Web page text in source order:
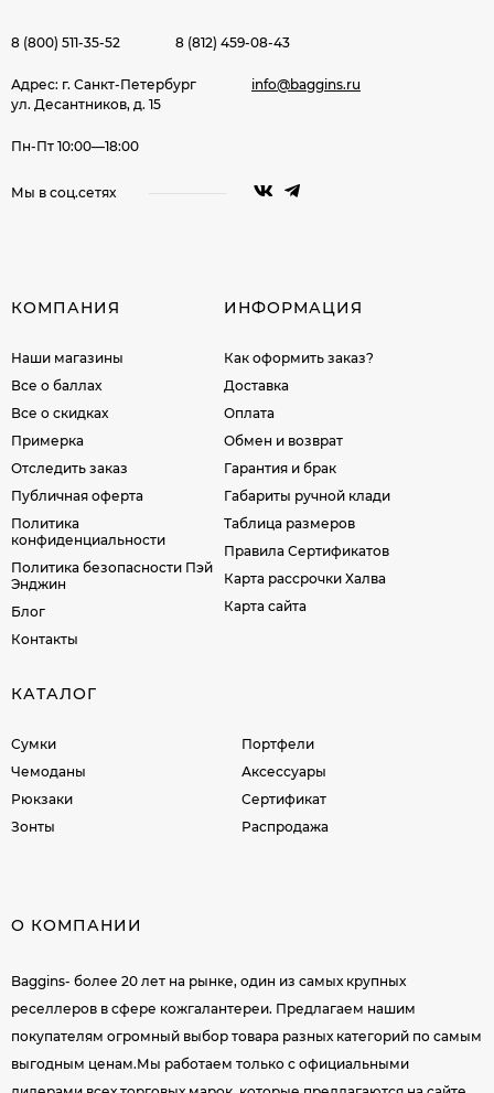
8 (800) 511-35-52 8 (812) 459-08-43
Адрес: г. Санкт-Петербург
ул. Десантников, д. 15
info@baggins.ru
Пн-Пт 10:00—18:00
Мы в соц.сетях
КОМПАНИЯ
Наши магазины
Все о баллах
Все о скидках
Примерка
Отследить заказ
Публичная оферта
Политика
конфиденциальности
Политика безопасности Пэй
Энджин
Блог
Контакты
ИНФОРМАЦИЯ
Как оформить заказ?
Доставка
Оплата
Обмен и возврат
Гарантия и брак
Габариты ручной клади
Таблица размеров
Правила Сертификатов
Карта рассрочки Халва
Карта сайта
КАТАЛОГ
Сумки
Чемоданы
Рюкзаки
Зонты
Портфели
Аксессуары
Сертификат
Распродажа
О КОМПАНИИ
Baggins- более 20 лет на рынке, один из самых крупных
реселлеров в сфере кожгалантереи. Предлагаем нашим
покупателям огромный выбор товара разных категорий по самым
выгодным ценам.Мы работаем только с официальными